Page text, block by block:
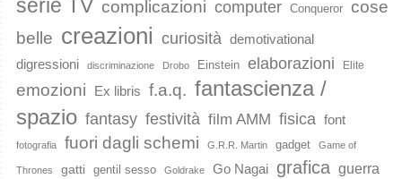
serie TV complicazioni computer Conqueror
cose
belle creazioni curiosità demotivational
digressioni
discriminazione Drobo Einstein elaborazioni Elite
emozioni Ex libris f.a.q. fantascienza /
spazio fantasy festività film AMM fisica font
fotografia fuori dagli schemi G.R.R. Martin gadget Game of
Thrones gatti gentil sesso Goldrake Go Nagai grafica guerra